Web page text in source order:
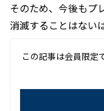
そのため、今後もプ
消滅することはない
この記事は会員限定